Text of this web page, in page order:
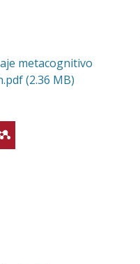
metacognitivo
(2.36 MB)